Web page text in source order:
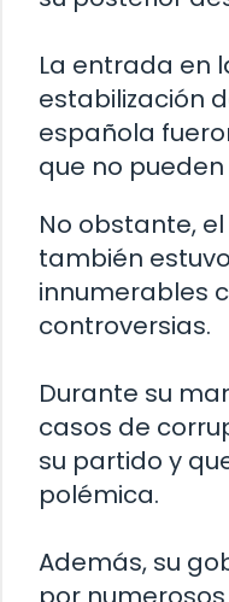
La entrada en
estabilización
española
que no
No obstante,
también
innumerables
controversias.
Durante su
casos de
su partido y
polémica.
Además, su